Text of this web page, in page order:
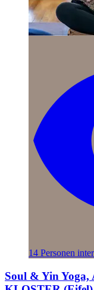
14 Personen
Soul & Yin Yoga,